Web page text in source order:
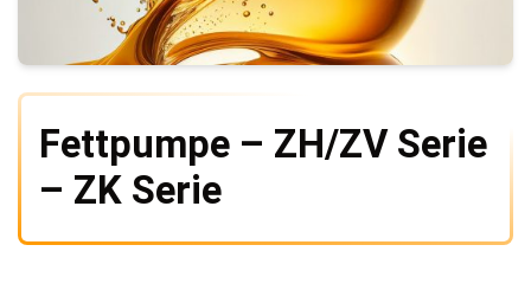
Fettpumpe – ZH/ZV Serie
– ZK Serie